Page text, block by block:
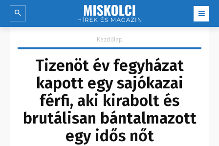
Kezdőlap
Tizenöt év fegyházat
kapott egy sajókazai
férfi, aki kirabolt és
brutálisan bántalmazott
egy idős nőt